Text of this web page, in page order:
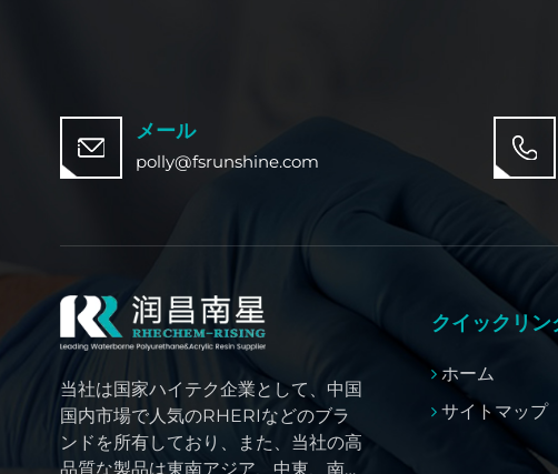
メール
polly@fsrunshine.com
当社は国家ハイテク企業として、中国
国内市場で人気のRHERIなどのブラ
ンドを所有しており、また、当社の高
品質な製品は東南アジア、中東、南
クイックリン
ホーム
サイトマップ